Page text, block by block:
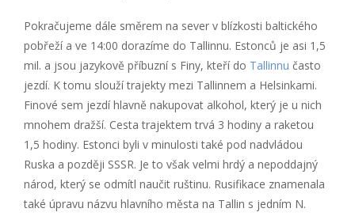
Pokračujeme dále směrem na sever v blízkosti baltického
pobřeží a ve 14:00 dorazíme do Tallinnu. Estonců je asi 1,5
mil. a jsou jazykově příbuzní s Finy, kteří do Tallinnu často
jezdí. K tomu slouží trajekty mezi Tallinnem a Helsinkami.
Finové sem jezdí hlavně nakupovat alkohol, který je u nich
mnohem dražší. Cesta trajektem trvá 3 hodiny a raketou
1,5 hodiny. Estonci byli v minulosti také pod nadvládou
Ruska a později SSSR. Je to však velmi hrdý a nepoddajný
národ, který se odmítl naučit ruštinu. Rusifikace znamenala
také úpravu názvu hlavního města na Tallin s jedním N.